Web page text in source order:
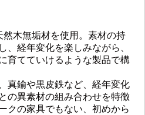
木無垢材を使用。素材の持
、経年変化を楽しみながら、
育てていけるような製品で構
真鍮や黒皮鉄など、経年変化
の異素材の組み合わせを特徴
クの家具でもない、初めから